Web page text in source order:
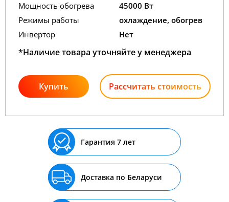
Мощность обогрева
45000 Вт
Режимы работы
охлаждение, обогрев
Инвертор
Нет
*Наличие товара уточняйте у менеджера
Купить Рассчитать стоимость
Гарантия 7 лет
Доставка по Беларуси